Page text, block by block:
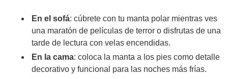
En el sofá: cúbrete con tu manta polar mientras ves
una maratón de películas de terror o disfrutas de una
tarde de lectura con velas encendidas.
En la cama: coloca la manta a los pies como detalle
decorativo y funcional para las noches más frías.